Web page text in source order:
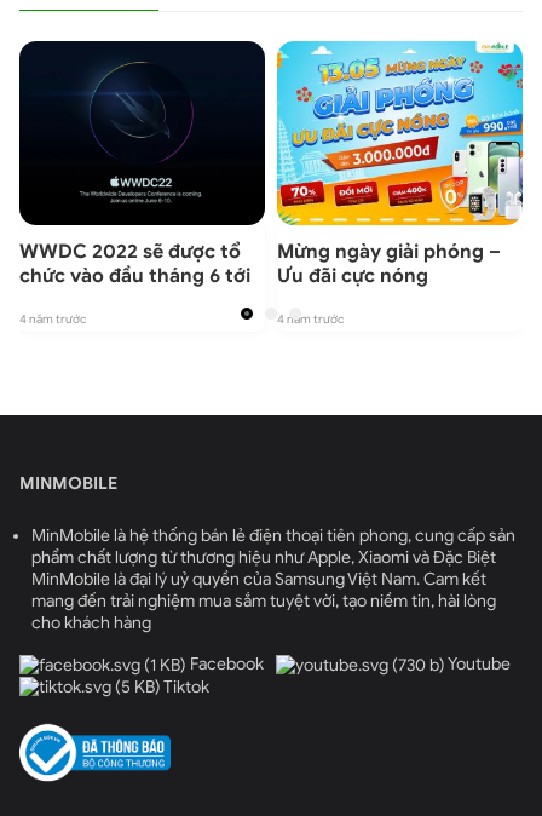
WWDC 2022 sẽ được tổ
chức vào đầu tháng 6 tới
4 năm trước
Mừng ngày giải phóng –
Ưu đãi cực nóng
4 năm trước
MINMOBILE
MinMobile là hệ thống bán lẻ điện thoại tiên phong, cung cấp sản
phẩm chất lượng từ thương hiệu như Apple, Xiaomi và Đặc Biệt
MinMobile là đại lý uỷ quyền của Samsung Việt Nam. Cam kết
mang đến trải nghiệm mua sắm tuyệt vời, tạo niềm tin, hài lòng
cho khách hàng
Facebook
Youtube
Tiktok